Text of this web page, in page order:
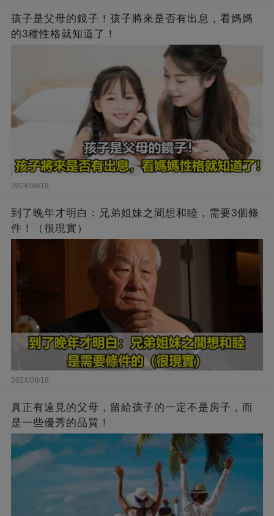
孩子是父母的鏡子！孩子將來是否有出息，看媽媽
的3種性格就知道了！
2024/08/19
到了晚年才明白：兄弟姐妹之間想和睦，需要3個條
件！（很現實）
2024/08/19
真正有遠見的父母，留給孩子的一定不是房子，而
是一些優秀的品質！